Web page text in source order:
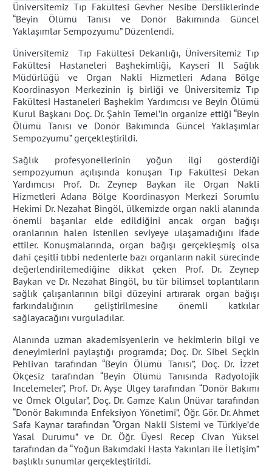
Üniversitemiz Tıp Fakültesi Gevher Nesibe Dersliklerinde
“Beyin Ölümü Tanısı ve Donör Bakımında Güncel
Yaklaşımlar Sempozyumu” Düzenlendi.
Üniversitemiz
Tıp Fakültesi Dekanlığı, Üniversitemiz Tıp
Fakültesi Hastaneleri Başhekimliği, Kayseri İl Sağlık
Müdürlüğü ve Organ Nakli Hizmetleri Adana Bölge
Koordinasyon Merkezinin iş birliği ve ÜniversitemizTıp
Fakültesi Hastaneleri Başhekim Yardımcısı ve Beyin Ölümü
Kurul Başkanı Doç. Dr. Şahin Temel’in organize ettiği “Beyin
Ölümü Tanısı ve Donör Bakımında Güncel Yaklaşımlar
Sempozyumu” gerçekleştirildi.
Sağlık profesyonellerinin yoğun ilgi gösterdiği
sempozyumun açılışında konuşan Tıp Fakültesi Dekan
Yardımcısı Prof. Dr. Zeynep Baykan ile Organ Nakli
Hizmetleri Adana Bölge Koordinasyon Merkezi Sorumlu
Hekimi Dr. Nezahat Bingöl, ülkemizde organ nakli alanında
önemli başarılar elde edildiğini ancak organ bağışı
oranlarının halen istenilen seviyeye ulaşamadığını ifade
ettiler. Konuşmalarında, organ bağışı gerçekleşmiş olsa
dahi çeşitli tıbbi nedenlerle bazı organların nakil sürecinde
değerlendirilemediğine dikkat çeken Prof. Dr. Zeynep
Baykan ve Dr. Nezahat Bingöl, bu tür bilimsel toplantıların
sağlık çalışanlarının bilgi düzeyini artırarak organ bağışı
farkındalığının geliştirilmesine önemli katkılar
sağlayacağını vurguladılar.
Alanında uzman akademisyenlerin ve hekimlerin bilgi ve
deneyimlerini paylaştığı programda; Doç. Dr. Sibel Seçkin
Pehlivan tarafından “Beyin Ölümü Tanısı”, Doç. Dr. İzzet
Ökçesiz tarafından “Beyin Ölümü Tanısında Radyolojik
İncelemeler”, Prof. Dr. Ayşe Ülgey tarafından “Donör Bakımı
ve Örnek Olgular”, Doç. Dr. Gamze Kalın Ünüvar tarafından
“Donör Bakımında Enfeksiyon Yönetimi”, Öğr. Gör. Dr. Ahmet
Safa Kaynar tarafından “Organ Nakli Sistemi ve Türkiye’de
Yasal Durumu” ve Dr. Öğr. Üyesi Recep Civan Yüksel
tarafından da “Yoğun Bakımdaki Hasta Yakınları ile İletişim”
başlıklı sunumlar gerçekleştirildi.